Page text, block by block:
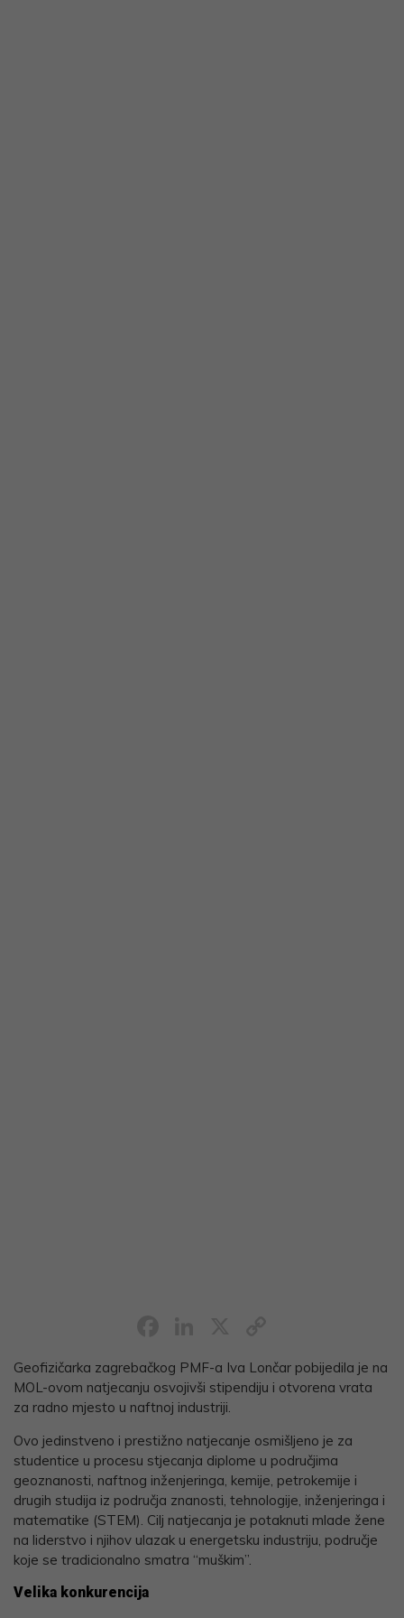
Link
Geofizičarka zagrebačkog PMF-a Iva Lončar pobijedila je na
MOL-ovom natjecanju osvojivši stipendiju i otvorena vrata
za radno mjesto u naftnoj industriji.
Ovo jedinstveno i prestižno natjecanje osmišljeno je za
studentice u procesu stjecanja diplome u područjima
geoznanosti, naftnog inženjeringa, kemije, petrokemije i
drugih studija iz područja znanosti, tehnologije, inženjeringa i
matematike (STEM). Cilj natjecanja je potaknuti mlade žene
na liderstvo i njihov ulazak u energetsku industriju, područje
koje se tradicionalno smatra “muškim”.
Velika konkurencija